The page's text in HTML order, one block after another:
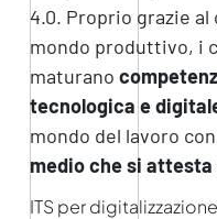
4.0. Proprio grazie
mondo produttivo, i
maturano
tecnologica e
mondo del lavoro
medio che si attesta
ITS per